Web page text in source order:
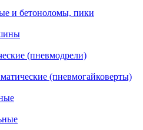
и бетоноломы, пики
(пневмодрели)
(пневмогайковерты)